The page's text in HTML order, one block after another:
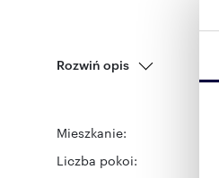
Rozwiń opis
Mieszkanie:
Liczba pokoi: